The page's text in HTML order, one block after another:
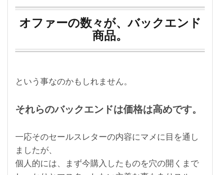
オファーの数々が、バックエンド
商品。
という事なのかもしれません。
それらのバックエンドは価格は高めです。
一応そのセールスレターの内容にマメに目を通し
ましたが、
個人的には、まず今購入したものを穴の開くまで